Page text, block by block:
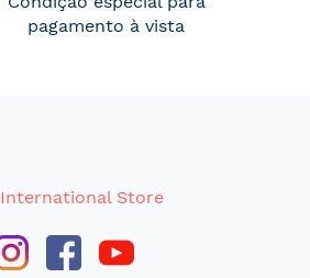
pagamento à vista
International Store